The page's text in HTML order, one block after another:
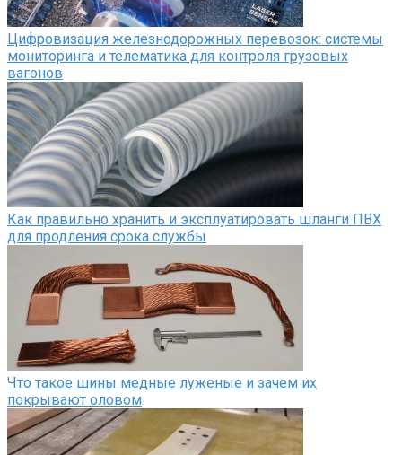
Цифровизация железнодорожных перевозок: системы
мониторинга и телематика для контроля грузовых
вагонов
Как правильно хранить и эксплуатировать шланги ПВХ
для продления срока службы
Что такое шины медные луженые и зачем их
покрывают оловом